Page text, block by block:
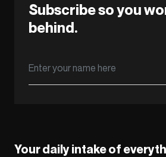
Subscribe so you
behind.
Your daily intake of